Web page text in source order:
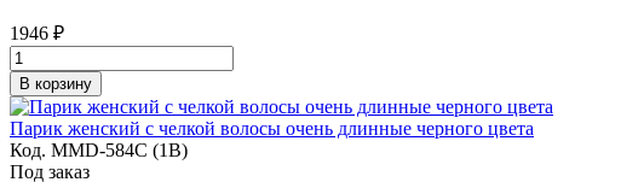
1946 ₽
В корзину
Парик женский с челкой волосы очень длинные черного цвета
Код. MMD-584С (1B)
Под заказ